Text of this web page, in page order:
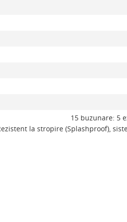
15 buzunare: 5
la stropire (Splashproof),